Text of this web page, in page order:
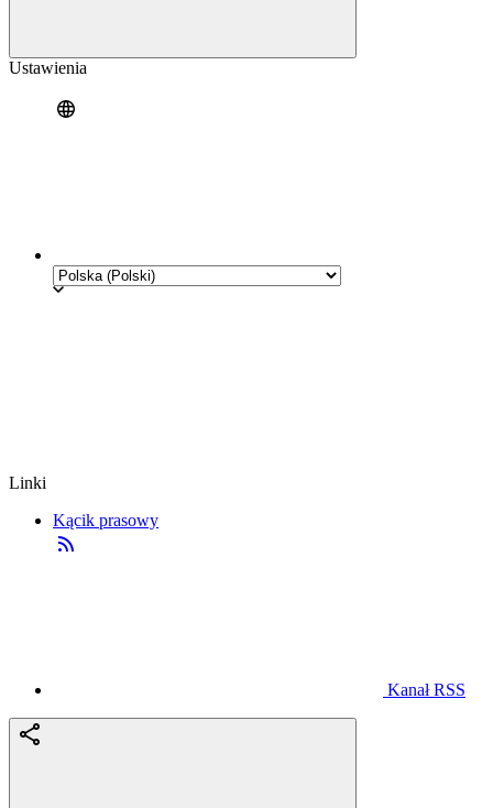
Ustawienia
Linki
Kącik prasowy
Kanał RSS